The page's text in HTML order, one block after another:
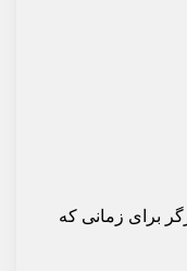
برای زمانی که